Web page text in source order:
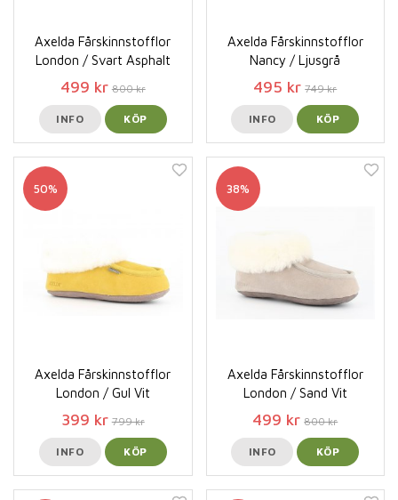
Axelda Fårskinnstofflor
London / Svart Asphalt
499 kr 800 kr
INFO KÖP
Axelda Fårskinnstofflor
Nancy / Ljusgrå
495 kr 749 kr
INFO KÖP
50%
Axelda Fårskinnstofflor
London / Gul Vit
399 kr 799 kr
INFO KÖP
38%
Axelda Fårskinnstofflor
London / Sand Vit
499 kr 800 kr
INFO KÖP